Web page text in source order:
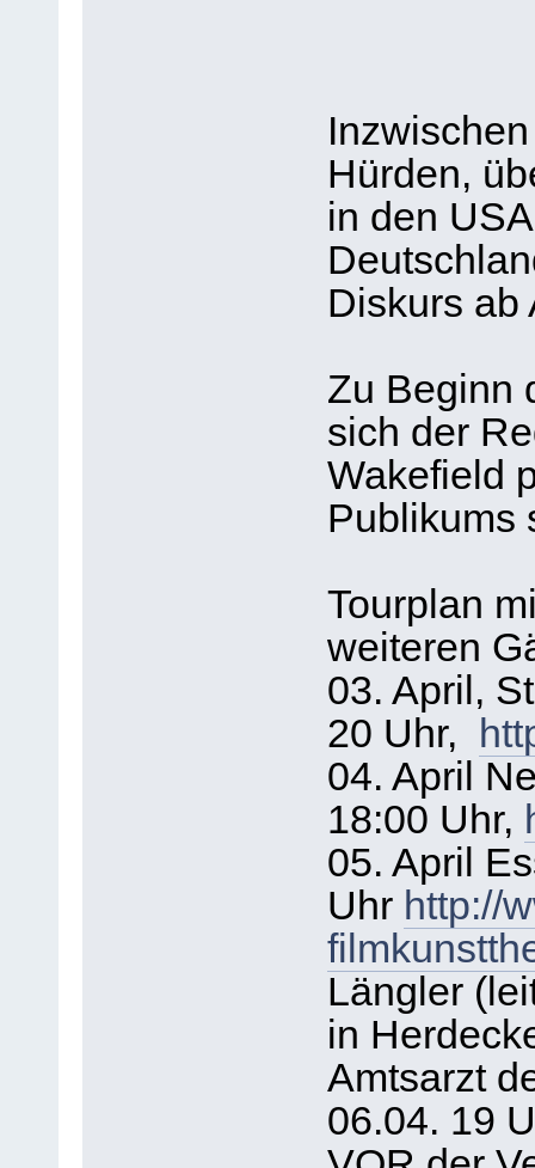
Hürden,
in den
Diskurs ab
Zu Beginn
sich der
Wakefield
Publikums
Tourplan
weiteren
03. April,
20 Uhr,
04. April
18:00 Uhr,
05. April
Uhr http://
Längler
in
Amtsarzt
06.04. 19